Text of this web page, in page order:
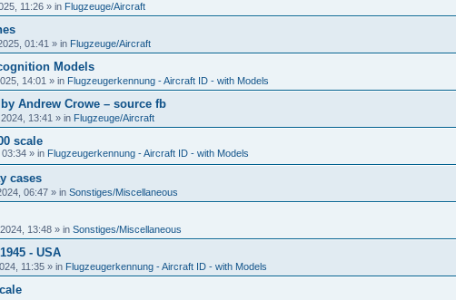
11:26 » in Flugzeuge/Aircraft
01:41 » in Flugzeuge/Aircraft
Models
14:01 » in Flugzeugerkennung - Aircraft ID - with Models
Andrew Crowe – source fb
13:41 » in Flugzeuge/Aircraft
scale
03:34 » in Flugzeugerkennung - Aircraft ID - with Models
cases
06:47 » in Sonstiges/Miscellaneous
13:48 » in Sonstiges/Miscellaneous
- USA
11:35 » in Flugzeugerkennung - Aircraft ID - with Models